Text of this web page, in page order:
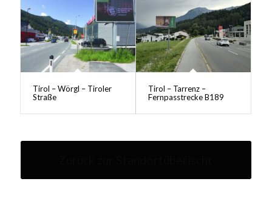
Tirol – Wörgl – Tiroler
Straße
Tirol – Tarrenz –
Fernpasstrecke B189